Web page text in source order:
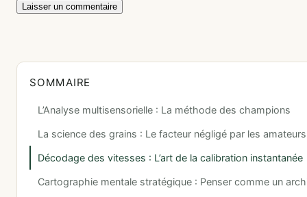
SOMMAIRE
L’Analyse multisensorielle : La méthode des champions
La science des grains : Le facteur négligé par les amateurs
Décodage des vitesses : L’art de la calibration instantanée
Cartographie mentale stratégique : Penser comme un